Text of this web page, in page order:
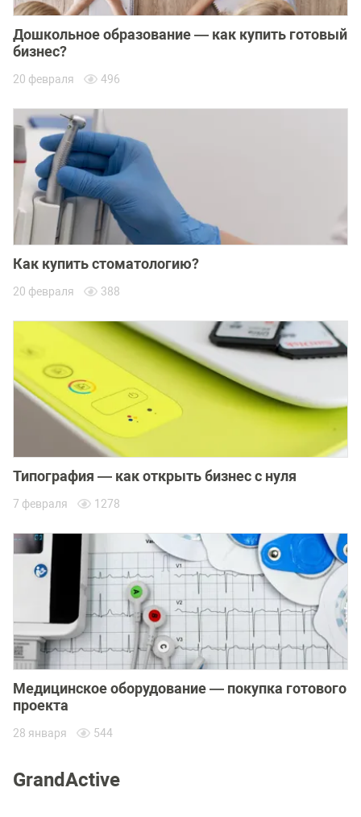
Дошкольное образование — как купить готовый
бизнес?
20 февраля 496
Как купить стоматологию?
20 февраля 388
Типография — как открыть бизнес с нуля
7 февраля 1278
Медицинское оборудование — покупка готового
проекта
28 января 544
GrandActive